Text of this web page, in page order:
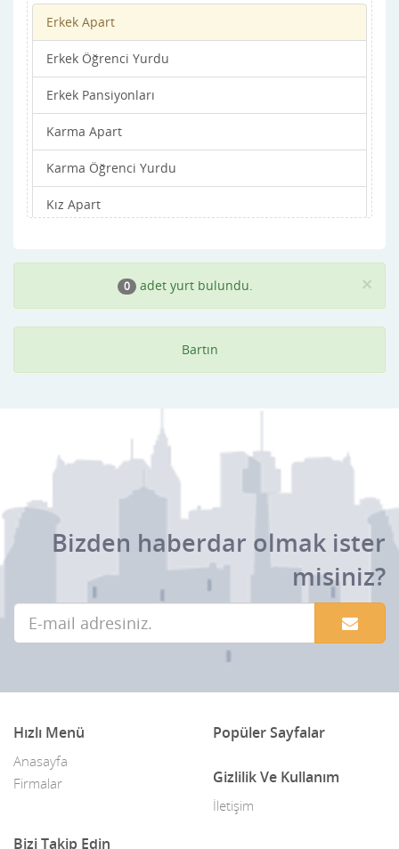
Erkek Apart
Erkek Öğrenci Yurdu
Erkek Pansiyonları
Karma Apart
Karma Öğrenci Yurdu
Kız Apart
Kız Pansiyonları ×
0 adet yurt bulundu.
Bartın
Bizden haberdar olmak ister
misiniz?
Hızlı Menü
Anasayfa
Firmalar
Popüler Sayfalar
Gizlilik Ve Kullanım
İletişim
Bizi Takip Edin